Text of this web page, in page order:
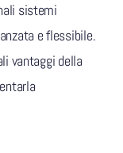
sistemi
e flessibile.
vantaggi della